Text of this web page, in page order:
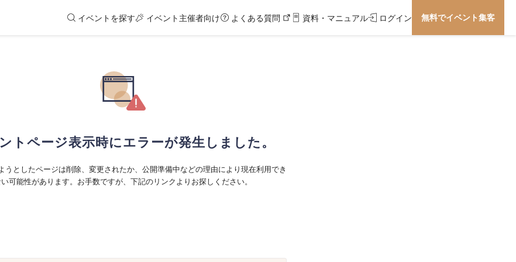
イベントを探す イベント主催者向け よくある質問 資料・マニュアル ログイン 無料でイベント集客
トページ表示時にエラーが発生しました。
うとしたページは削除、変更されたか、公開準備中などの理由により現在利用でき
い可能性があります。お手数ですが、下記のリンクよりお探しください。